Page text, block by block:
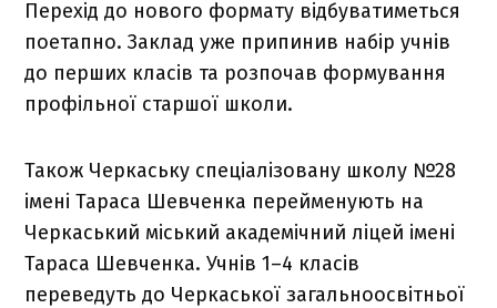
Перехід до нового формату відбуватиметься
поетапно. Заклад уже припинив набір учнів
до перших класів та розпочав формування
профільної старшої школи.
Також Черкаську спеціалізовану школу №28
імені Тараса Шевченка перейменують на
Черкаський міський академічний ліцей імені
Тараса Шевченка. Учнів 1–4 класів
переведуть до Черкаської загальноосвітньої